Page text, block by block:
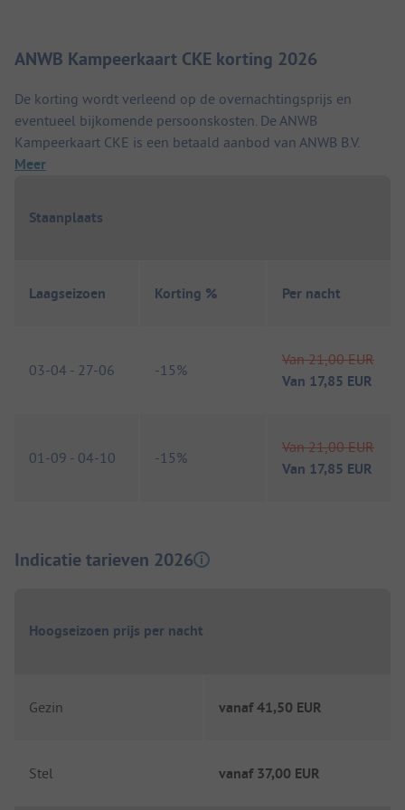
ANWB Kampeerkaart CKE korting 2026
De korting wordt verleend op de overnachtingsprijs en
eventueel bijkomende persoonskosten. De ANWB
Kampeerkaart CKE is een betaald aanbod van ANWB B.V.
Meer
Staanplaats
Laagseizoen Korting % Per nacht
03-04 - 27-06 -15%
Van 21,00 EUR
Van 17,85 EUR
01-09 - 04-10 -15%
Van 21,00 EUR
Van 17,85 EUR
Indicatie tarieven 2026
Hoogseizoen prijs per nacht
Gezin vanaf41,50 EUR
Stel vanaf 37,00 EUR